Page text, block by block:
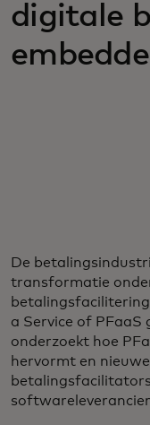
digitale
De
transformatie
betalingsfacilitering
a Service of PFaaS
onderzoekt hoe
hervormt en